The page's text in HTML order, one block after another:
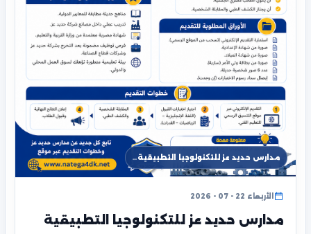
مدارس حديد عز للتكنولوجيا التطبيقية…
الأربعاء 22 - 07 - 2026
مدارس حديد عز للتكنولوجيا التطبيقية